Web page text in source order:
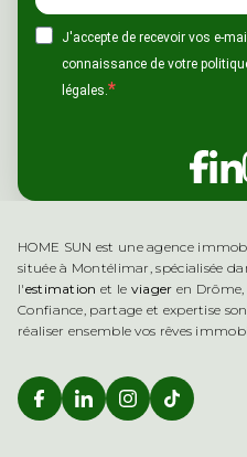
J'accepte de recevoir vos e-
connaissance de votre
légales.
HOME SUN est une agence
située à Montélimar, spécialisée
l'estimation et le viager en Drôme,
Confiance, partage et expertise
réaliser ensemble vos rêves
Retrouver